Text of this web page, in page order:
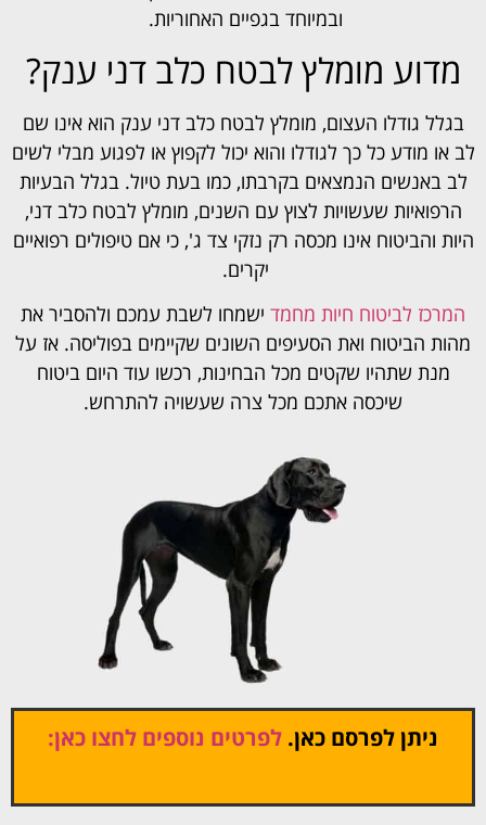
ובמיוחד בגפיים האחוריות.
מדוע מומלץ לבטח כלב דני ענק?
בגלל גודלו העצום, מומלץ לבטח כלב דני ענק הוא אינו שם
לב או מודע כל כך לגודלו והוא יכול לקפוץ או לפגוע מבלי לשים
לב באנשים הנמצאים בקרבתו, כמו בעת טיול. בגלל הבעיות
הרפואיות שעשויות לצוץ עם השנים, מומלץ לבטח כלב דני,
היות והביטוח אינו מכסה רק נזקי צד ג', כי אם טיפולים רפואיים
יקרים.
המרכז לביטוח חיות מחמד ישמחו לשבת עמכם ולהסביר את
מהות הביטוח ואת הסעיפים השונים שקיימים בפוליסה. אז על
מנת שתהיו שקטים מכל הבחינות, רכשו עוד היום ביטוח
שיכסה אתכם מכל צרה שעשויה להתרחש.
ניתן לפרסם כאן. לפרטים נוספים לחצו כאן: